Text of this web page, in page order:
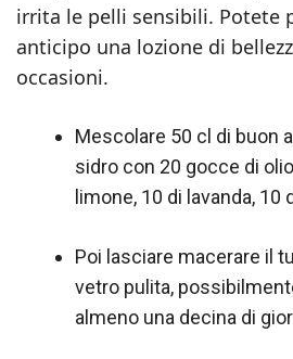
irrita le pelli sensibili. Potete
anticipo una lozione di
occasioni.
Mescolare 50 cl di buon
sidro con 20 gocce di
limone, 10 di lavanda, 10
Poi lasciare macerare il
vetro pulita,
almeno una decina di